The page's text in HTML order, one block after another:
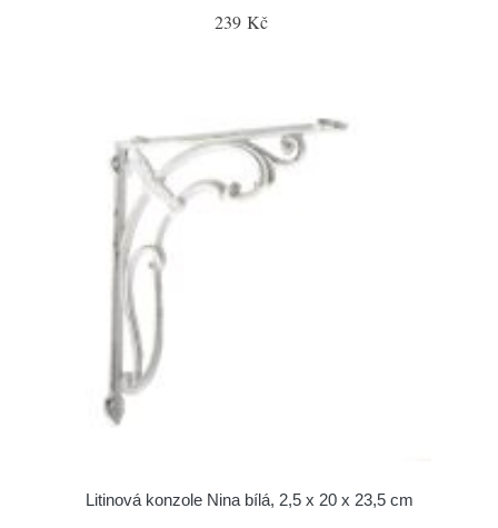
239 Kč
Litinová konzole Nina bílá, 2,5 x 20 x 23,5 cm